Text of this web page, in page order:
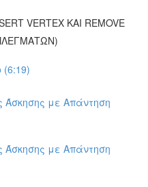
VERTEX ΚΑΙ REMOVE
Άσκησης με Απάντηση
Άσκησης με Απάντηση